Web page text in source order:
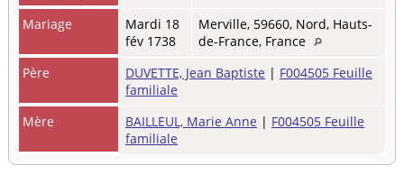
Mariage
Mardi 18
fév 1738
Merville, 59660, Nord, Hauts-
de-France, France
Père
DUVETTE, Jean Baptiste | F004505 Feuille
familiale
Mère
BAILLEUL, Marie Anne | F004505 Feuille
familiale